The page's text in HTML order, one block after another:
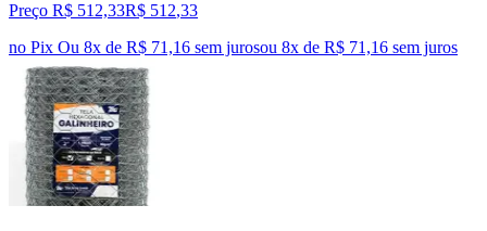
Preço R$ 512,33R$ 512,33
no Pix Ou 8x de R$ 71,16 sem jurosou 8x de R$ 71,16 sem juros